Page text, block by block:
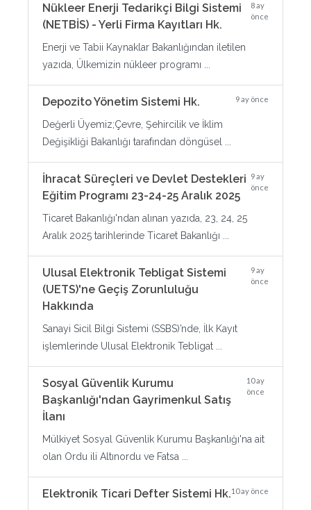
Nükleer Enerji Tedarikçi Bilgi Sistemi
(NETBİS) - Yerli Firma Kayıtları Hk.
8 ay
önce
Enerji ve Tabii Kaynaklar Bakanlığından iletilen
yazıda, Ülkemizin nükleer programı ...
Depozito Yönetim Sistemi Hk. 9 ay önce
Değerli Üyemiz;Çevre, Şehircilik ve İklim
Değişikliği Bakanlığı tarafından döngüsel ...
İhracat Süreçleri ve Devlet Destekleri
Eğitim Programı 23-24-25 Aralık 2025
9 ay
önce
Ticaret Bakanlığı'ndan alınan yazıda, 23, 24, 25
Aralık 2025 tarihlerinde Ticaret Bakanlığı ...
Ulusal Elektronik Tebligat Sistemi
(UETS)'ne Geçiş Zorunluluğu
Hakkında
9 ay
önce
Sanayi Sicil Bilgi Sistemi (SSBS)’nde, İlk Kayıt
işlemlerinde Ulusal Elektronik Tebligat ...
Sosyal Güvenlik Kurumu
Başkanlığı'ndan Gayrimenkul Satış
İlanı
10 ay
önce
Mülkiyet Sosyal Güvenlik Kurumu Başkanlığı'na ait
olan Ordu ili Altınordu ve Fatsa ...
Elektronik Ticari Defter Sistemi Hk.10 ay önce